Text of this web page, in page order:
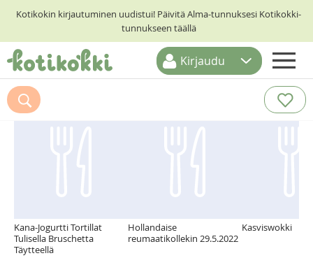
Kotikokin kirjautuminen uudistui! Päivitä Alma-tunnuksesi Kotikokki-
tunnukseen täällä
ETUSIVU
RESEPTIHAKU
Kirjaudu
Suosittelemme myös
Kana-Jogurtti Tortillat
Tulisella Bruschetta
Täytteellä
Hollandaise
reumaatikollekin 29.5.2022
Kasviswokki